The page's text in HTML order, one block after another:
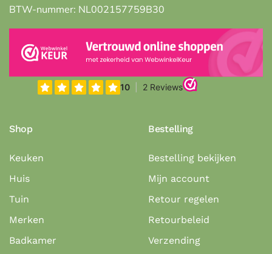
BTW-nummer: NL002157759B30
Shop
Keuken
Huis
Tuin
Merken
Badkamer
Bestelling
Bestelling bekijken
Mijn account
Retour regelen
Retourbeleid
Verzending